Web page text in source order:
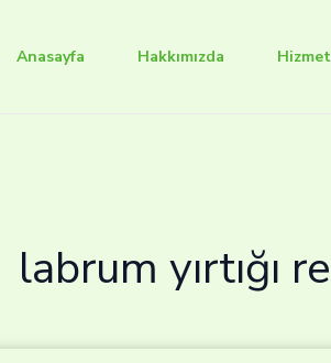
Anasayfa Hakkımızda
labrum yırtığı